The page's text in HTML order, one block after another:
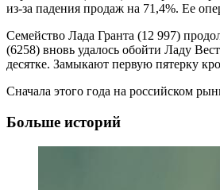
из-за падения продаж на 71,4%. Ее
Семейство Лада Гранта (12 997)
(6258) вновь удалось обойти Ладу
десятке. Замыкают первую пятерку
Сначала этого года на российском
Больше историй